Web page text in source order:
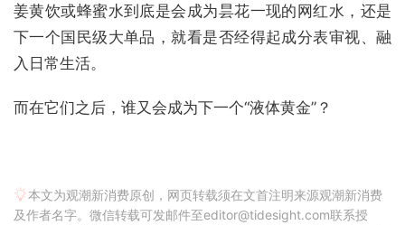
姜黄饮或蜂蜜水到底是会成为昙花一现的网红水，还是
下一个国民级大单品，就看是否经得起成分表审视、融
入日常生活。
而在它们之后，谁又会成为下一个“液体黄金”？
本文为观潮新消费原创，网页转载须在文首注明来源观潮新消费
及作者名字。微信转载可发邮件至editor@tidesight.com联系授